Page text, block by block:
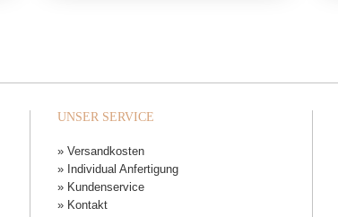
UNSER SERVICE
» Versandkosten
» Individual Anfertigung
» Kundenservice
» Kontakt